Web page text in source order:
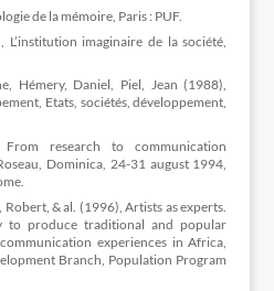
de la mémoire, Paris : PUF.
imaginaire de la société,
Hémery, Daniel, Piel, Jean (1988),
Etats, sociétés, développement,
research to communication
Dominica, 24-31 august 1994,
& al. (1996), Artists as experts.
to produce traditional and popular
experiences in Africa,
Branch, Population Program